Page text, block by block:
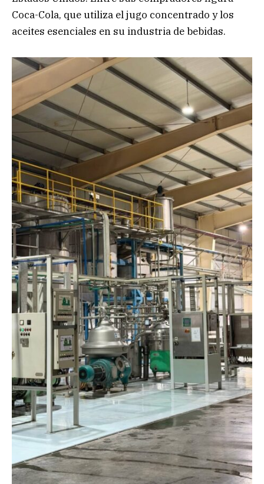
Coca-Cola, que utiliza el jugo concentrado y los
aceites esenciales en su industria de bebidas.